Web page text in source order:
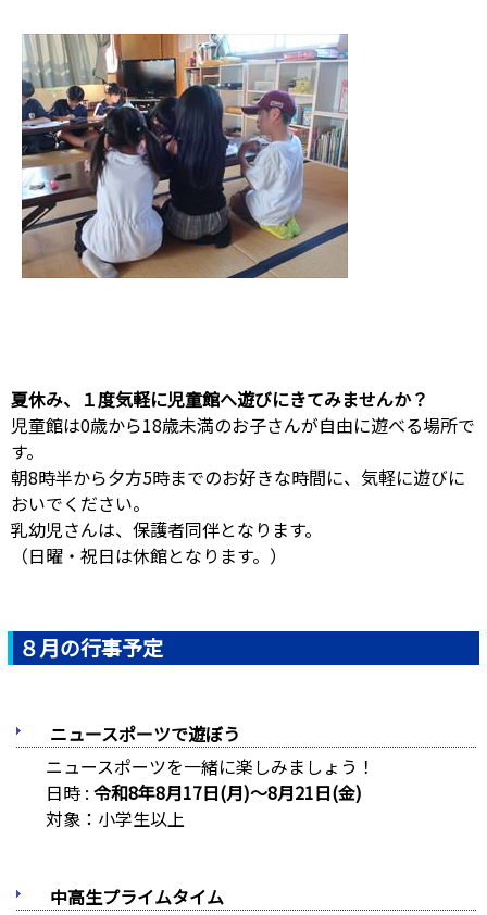
夏休み、１度気軽に児童館へ遊びにきてみませんか？
児童館は0歳から18歳未満のお子さんが自由に遊べる場所で
す。
朝8時半から夕方5時までのお好きな時間に、気軽に遊びに
おいでください。
乳幼児さんは、保護者同伴となります。
（日曜・祝日は休館となります。）
８月の行事予定
ニュースポーツで遊ぼう
ニュースポーツを一緒に楽しみましょう！
日時 : 令和8年8月17日(月)～8月21日(金)
対象：小学生以上
中高生プライムタイム